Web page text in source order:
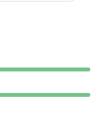
AM naar 11:57 AM,
11:57 AM, Operationeel